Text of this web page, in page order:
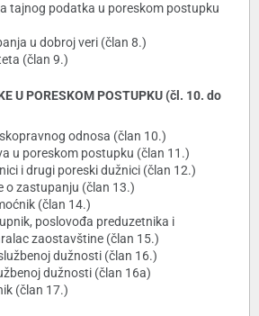
tajnog podatka u poreskom postupku
u dobroj veri (član 8.)
(član 9.)
U PORESKOM POSTUPKU (čl. 10. do
odnosa (član 10.)
u poreskom postupku (član 11.)
i drugi poreski dužnici (član 12.)
o zastupanju (član 13.)
(član 14.)
poslovođa preduzetnika i
zaostavštine (član 15.)
dužnosti (član 16.)
dužnosti (član 16a)
(član 17.)